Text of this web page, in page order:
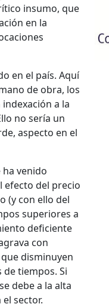
insumo, que
en la
en el país. Aquí
de obra, los
a la
no sería un
aspecto en el
venido
efecto del precio
(y con ello del
superiores a
deficiente
con
disminuyen
tiempos. Si
debe a la alta
sector.